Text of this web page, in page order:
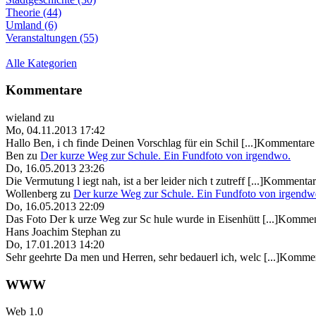
Theorie (44)
Umland (6)
Veranstaltungen (55)
Alle Kategorien
Kommentare
wieland zu
Mo, 04.11.2013 17:42
Hallo Ben, i ch finde Deinen Vorschlag für ein Schil
Ben zu Der kurze Weg zur Schule. Ein Fundfoto von irgendwo.
Do, 16.05.2013 23:26
Die Vermutung l iegt nah, ist a ber leider nich t zutreff
Wollenberg zu Der kurze Weg zur Schule. Ein Fundfoto von
Do, 16.05.2013 22:09
Das Foto Der k urze Weg zur Sc hule wurde in Eisenhütt
Hans Joachim Stephan zu
Do, 17.01.2013 14:20
Sehr geehrte Da men und Herren, sehr bedauerl ich, welc
WWW
Web 1.0